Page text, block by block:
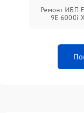
Ремонт ИБП
9E 6000i